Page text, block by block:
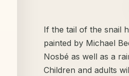
If the tail of the snail
painted by Michael
Nosbé as well as a
Children and adults